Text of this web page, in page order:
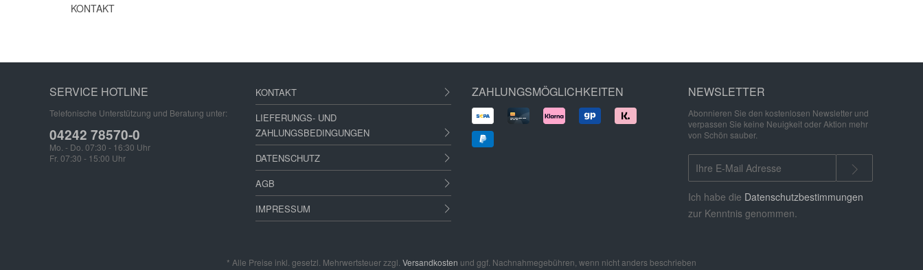
KONTAKT
SERVICE HOTLINE
Telefonische Unterstützung und Beratung unter:
04242 78570-0
Mo. - Do. 07:30 - 16:30 Uhr
Fr. 07:30 - 15:00 Uhr
KONTAKT
LIEFERUNGS- UND
ZAHLUNGSBEDINGUNGEN
DATENSCHUTZ
AGB
IMPRESSUM
ZAHLUNGSMÖGLICHKEITEN NEWSLETTER
Abonnieren Sie den kostenlosen Newsletter und
verpassen Sie keine Neuigkeit oder Aktion mehr
von Schön sauber.
Ich habe die Datenschutzbestimmungen
zur Kenntnis genommen.
* Alle Preise inkl. gesetzl. Mehrwertsteuer zzgl. Versandkosten und ggf. Nachnahmegebühren, wenn nicht anders beschrieben